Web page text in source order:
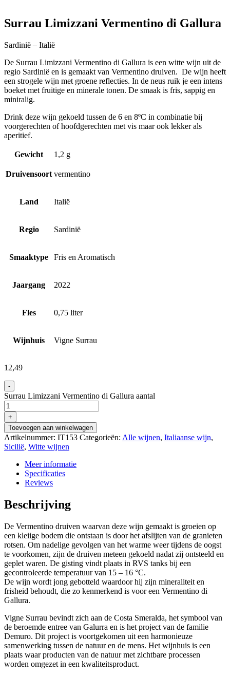
Surrau Limizzani Vermentino di Gallura
Sardinië – Italië
De Surrau Limizzani Vermentino di Gallura is een witte wijn uit de
regio Sardinië en is gemaakt van Vermentino druiven. De wijn heeft
een strogele wijn met groene reflecties. In de neus ruik je een intens
boeket met fruitige en minerale tonen. De smaak is fris, sappig en
miniralig.
Drink deze wijn gekoeld tussen de 6 en 8ºC in combinatie bij
voorgerechten of hoofdgerechten met vis maar ook lekker als
aperitief.
Gewicht 1,2 g
Druivensoort vermentino
Land Italië
Regio Sardinië
Smaaktype Fris en Aromatisch
Jaargang 2022
Fles 0,75 liter
Wijnhuis Vigne Surrau
12,49
-
Surrau Limizzani Vermentino di Gallura aantal
+
Toevoegen aan winkelwagen
Artikelnummer: IT153 Categorieën: Alle wijnen, Italiaanse wijn,
Sicilië, Witte wijnen
Meer informatie
Specificaties
Reviews
Beschrijving
De Vermentino druiven waarvan deze wijn gemaakt is groeien op
een kleiige bodem die ontstaan is door het afslijten van de granieten
rotsen. Om nadelige gevolgen van het warme weer tijdens de oogst
te voorkomen, zijn de druiven meteen gekoeld nadat zij ontsteeld en
geplet waren. De gisting vindt plaats in RVS tanks bij een
gecontroleerde temperatuur van 15 – 16 °C.
De wijn wordt jong gebotteld waardoor hij zijn mineraliteit en
frisheid behoudt, die zo kenmerkend is voor een Vermentino di
Gallura.
Vigne Surrau bevindt zich aan de Costa Smeralda, het symbool van
de beroemde entree van Galurra en is het project van de familie
Demuro. Dit project is voortgekomen uit een harmonieuze
samenwerking tussen de natuur en de mens. Het wijnhuis is een
plaats waar producten van de natuur met zichtbare processen
worden omgezet in een kwaliteitsproduct.